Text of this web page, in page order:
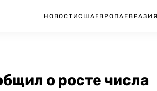
НОВОСТИ США ЕВРОПА ЕВРАЗИЯ
о росте числа